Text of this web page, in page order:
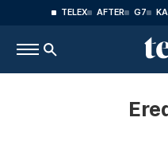
TELEX AFTER G7